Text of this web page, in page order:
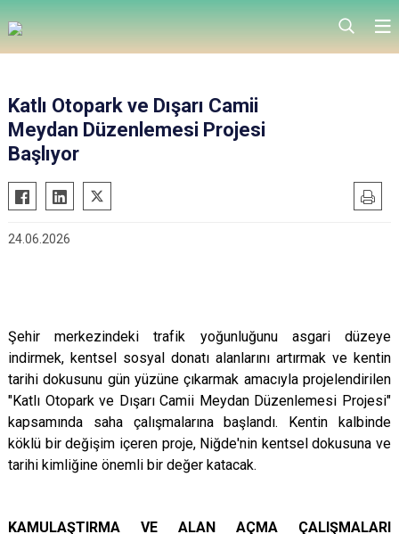
Katlı Otopark ve Dışarı Camii
Meydan Düzenlemesi Projesi
Başlıyor
24.06.2026
Şehir merkezindeki trafik yoğunluğunu asgari düzeye
indirmek, kentsel sosyal donatı alanlarını artırmak ve kentin
tarihi dokusunu gün yüzüne çıkarmak amacıyla projelendirilen
"Katlı Otopark ve Dışarı Camii Meydan Düzenlemesi Projesi"
kapsamında saha çalışmalarına başlandı. Kentin kalbinde
köklü bir değişim içeren proje, Niğde'nin kentsel dokusuna ve
tarihi kimliğine önemli bir değer katacak.
KAMULAŞTIRMA VE ALAN AÇMA ÇALIŞMALARI